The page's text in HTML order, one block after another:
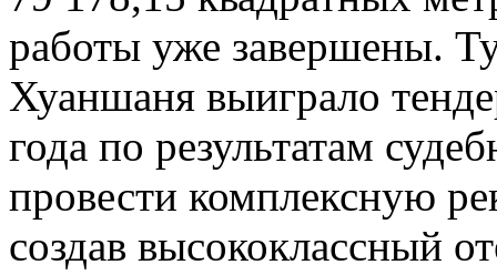
работы уже завершены.
Хуаншаня выиграло
года по результатам
провести комплексную
создав высококлассный